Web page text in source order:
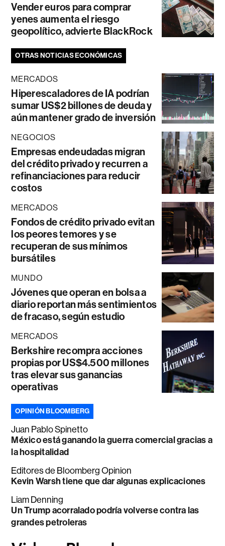
Vender euros para comprar
yenes aumenta el riesgo
geopolítico, advierte BlackRock
OTRAS NOTICIAS ECONÓMICAS
MERCADOS
Hiperescaladores de IA podrían
sumar US$2 billones de deuda y
aún mantener grado de inversión
NEGOCIOS
Empresas endeudadas migran
del crédito privado y recurren a
refinanciaciones para reducir
costos
MERCADOS
Fondos de crédito privado evitan
los peores temores y se
recuperan de sus mínimos
bursátiles
MUNDO
Jóvenes que operan en bolsa a
diario reportan más sentimientos
de fracaso, según estudio
MERCADOS
Berkshire recompra acciones
propias por US$4.500 millones
tras elevar sus ganancias
operativas
OPINIÓN BLOOMBERG
Juan Pablo Spinetto
México está ganando la guerra comercial gracias a
la hospitalidad
Editores de Bloomberg Opinion
Kevin Warsh tiene que dar algunas explicaciones
Liam Denning
Un Trump acorralado podría volverse contra las
grandes petroleras